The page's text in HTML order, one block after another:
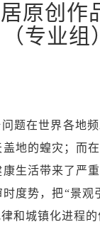
原创作
（专业组
在世界各地频
地的蝗灾；而
生活带来了严
度势，把“景
和城镇化进程的